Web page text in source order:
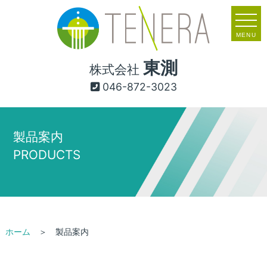
株式会社 東測
046-872-3023
MENU
製品案内
PRODUCTS
ホーム ＞ 製品案内